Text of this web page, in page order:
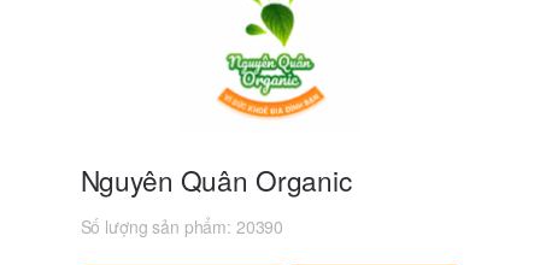
Nguyên Quân Organic
Số lượng sản phẩm: 20390